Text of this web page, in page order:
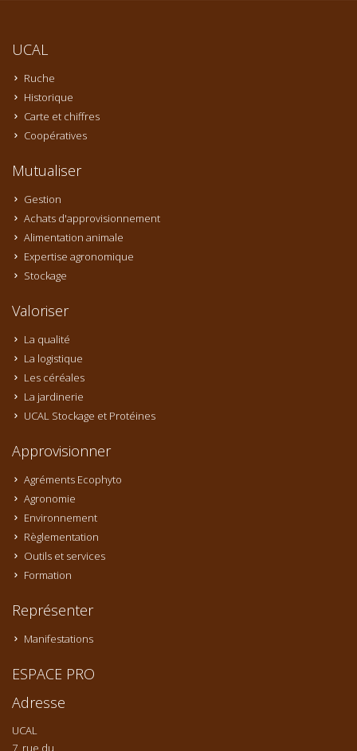
UCAL
Ruche
Historique
Carte et chiffres
Coopératives
Mutualiser
Gestion
Achats d'approvisionnement
Alimentation animale
Expertise agronomique
Stockage
Valoriser
La qualité
La logistique
Les céréales
La jardinerie
UCAL Stockage et Protéines
Approvisionner
Agréments Ecophyto
Agronomie
Environnement
Règlementation
Outils et services
Formation
Représenter
Manifestations
ESPACE PRO
Adresse
UCAL
7, rue du